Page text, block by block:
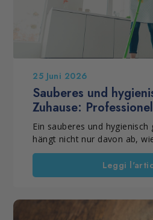
25 Juni 2026
Sauberes und
Zuhause:
Reinigungsprodukte
Haushalt
Ein sauberes und
hängt nicht nur davon ab,
Ebenso wichtig sind die
passenden Produkte.
professionellen
Reinigung, der
Reinigungsmaßnahmen
Leggi